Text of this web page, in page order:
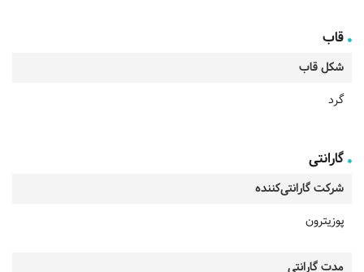
قاب
شکل قاب
گرد
گارانتی
شرکت گارانتی‌کننده
پوزیترون
مدت گارانتی